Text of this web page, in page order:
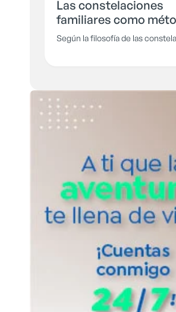
Las constelaciones
familiares como
sanación
Según la filosofía de las
que buscas. En esta ocasión.
aprenderemos sobre esta terapia
alternativa de sanación.